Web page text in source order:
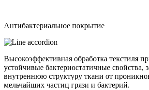
Антибактериальное покрытие
Высокоэффективная обработка текстиля
устойчивые бактериостатичные свойства,
внутреннюю структуру ткани от
мельчайших частиц грязи и бактерий.